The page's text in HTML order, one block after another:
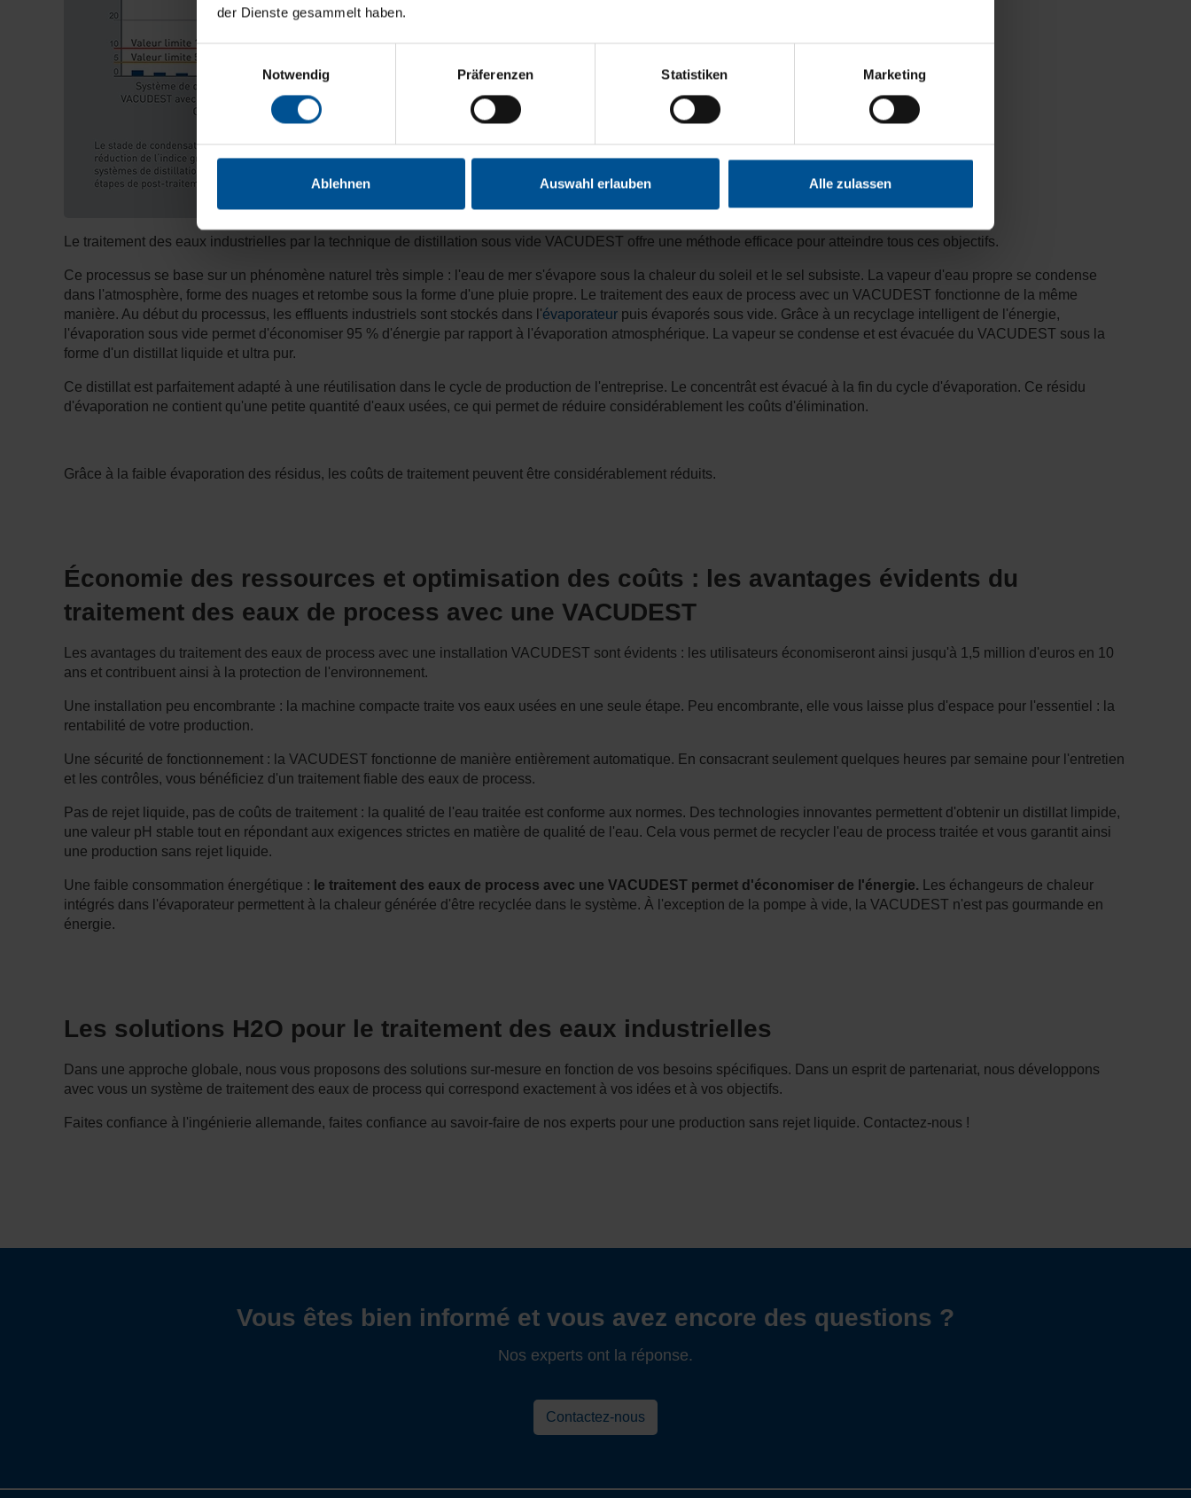
der Dienste gesammelt haben.
Einwilligungsauswahl
Notwendig
Präferenzen Statistiken Marketing
Ablehnen Auswahl erlauben Alle zulassen
Le traitement des eaux industrielles par la technique de distillation sous vide VACUDEST offre une méthode efficace pour atteindre tous ces objectifs.
Ce processus se base sur un phénomène naturel très simple : l'eau de mer s'évapore sous la chaleur du soleil et le sel subsiste. La vapeur d'eau propre se condense
dans l'atmosphère, forme des nuages et retombe sous la forme d'une pluie propre. Le traitement des eaux de process avec un VACUDEST fonctionne de la même
manière. Au début du processus, les effluents industriels sont stockés dans l'évaporateur puis évaporés sous vide. Grâce à un recyclage intelligent de l'énergie,
l'évaporation sous vide permet d'économiser 95 % d'énergie par rapport à l'évaporation atmosphérique. La vapeur se condense et est évacuée du VACUDEST sous la
forme d'un distillat liquide et ultra pur.
Ce distillat est parfaitement adapté à une réutilisation dans le cycle de production de l'entreprise. Le concentrât est évacué à la fin du cycle d'évaporation. Ce résidu
d'évaporation ne contient qu'une petite quantité d'eaux usées, ce qui permet de réduire considérablement les coûts d'élimination.
Grâce à la faible évaporation des résidus, les coûts de traitement peuvent être considérablement réduits.
Économie des ressources et optimisation des coûts : les avantages évidents du
traitement des eaux de process avec une VACUDEST
Les avantages du traitement des eaux de process avec une installation VACUDEST sont évidents : les utilisateurs économiseront ainsi jusqu'à 1,5 million d'euros en 10
ans et contribuent ainsi à la protection de l'environnement.
Une installation peu encombrante : la machine compacte traite vos eaux usées en une seule étape. Peu encombrante, elle vous laisse plus d'espace pour l'essentiel : la
rentabilité de votre production.
Une sécurité de fonctionnement : la VACUDEST fonctionne de manière entièrement automatique. En consacrant seulement quelques heures par semaine pour l'entretien
et les contrôles, vous bénéficiez d'un traitement fiable des eaux de process.
Pas de rejet liquide, pas de coûts de traitement : la qualité de l'eau traitée est conforme aux normes. Des technologies innovantes permettent d'obtenir un distillat limpide,
une valeur pH stable tout en répondant aux exigences strictes en matière de qualité de l'eau. Cela vous permet de recycler l'eau de process traitée et vous garantit ainsi
une production sans rejet liquide.
Une faible consommation énergétique : le traitement des eaux de process avec une VACUDEST permet d'économiser de l'énergie. Les échangeurs de chaleur
intégrés dans l'évaporateur permettent à la chaleur générée d'être recyclée dans le système. À l'exception de la pompe à vide, la VACUDEST n'est pas gourmande en
énergie.
Les solutions H2O pour le traitement des eaux industrielles
Dans une approche globale, nous vous proposons des solutions sur-mesure en fonction de vos besoins spécifiques. Dans un esprit de partenariat, nous développons
avec vous un système de traitement des eaux de process qui correspond exactement à vos idées et à vos objectifs.
Faites confiance à l'ingénierie allemande, faites confiance au savoir-faire de nos experts pour une production sans rejet liquide. Contactez-nous !
Vous êtes bien informé et vous avez encore des questions ?
Nos experts ont la réponse.
Contactez-nous